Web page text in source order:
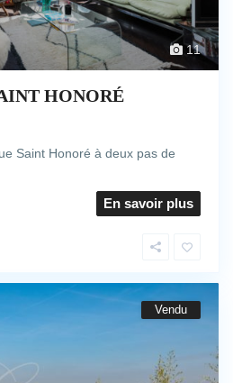
11
HONORÉ
Saint Honoré à deux pas de
En savoir plus
Vendu